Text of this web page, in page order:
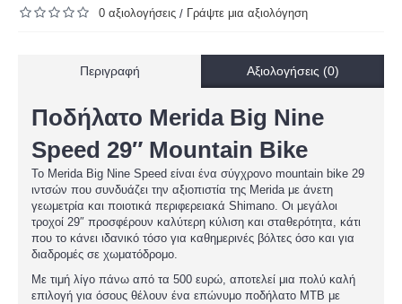
0 αξιολογήσεις / Γράψτε μια αξιολόγηση
Περιγραφή Αξιολογήσεις (0)
Ποδήλατο Merida Big Nine
Speed 29″ Mountain Bike
Το Merida Big Nine Speed είναι ένα σύγχρονο mountain bike 29
ιντσών που συνδυάζει την αξιοπιστία της Merida με άνετη
γεωμετρία και ποιοτικά περιφερειακά Shimano. Οι μεγάλοι
τροχοί 29″ προσφέρουν καλύτερη κύλιση και σταθερότητα, κάτι
που το κάνει ιδανικό τόσο για καθημερινές βόλτες όσο και για
διαδρομές σε χωματόδρομο.
Με τιμή λίγο πάνω από τα 500 ευρώ, αποτελεί μια πολύ καλή
επιλογή για όσους θέλουν ένα επώνυμο ποδήλατο MTB με